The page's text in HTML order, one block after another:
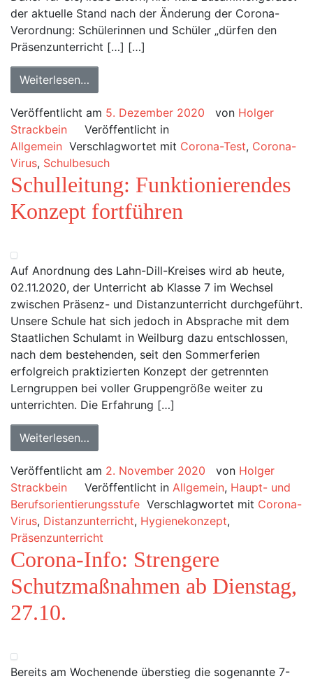
der aktuelle Stand nach der Änderung der Corona-
Verordnung: Schülerinnen und Schüler „dürfen den
Präsenzunterricht […] […]
Weiterlesen…
Veröffentlicht am 5. Dezember 2020 von Holger
Strackbein
Veröffentlicht in
Allgemein Verschlagwortet mit Corona-Test, Corona-
Virus, Schulbesuch
Schulleitung: Funktionierendes
Konzept fortführen
Auf Anordnung des Lahn-Dill-Kreises wird ab heute,
02.11.2020, der Unterricht ab Klasse 7 im Wechsel
zwischen Präsenz- und Distanzunterricht durchgeführt.
Unsere Schule hat sich jedoch in Absprache mit dem
Staatlichen Schulamt in Weilburg dazu entschlossen,
nach dem bestehenden, seit den Sommerferien
erfolgreich praktizierten Konzept der getrennten
Lerngruppen bei voller Gruppengröße weiter zu
unterrichten. Die Erfahrung […]
Weiterlesen…
Veröffentlicht am 2. November 2020 von Holger
Strackbein
Veröffentlicht in Allgemein, Haupt- und
Berufsorientierungsstufe Verschlagwortet mit Corona-
Virus, Distanzunterricht, Hygienekonzept,
Präsenzunterricht
Corona-Info: Strengere
Schutzmaßnahmen ab Dienstag,
27.10.
Bereits am Wochenende überstieg die sogenannte 7-